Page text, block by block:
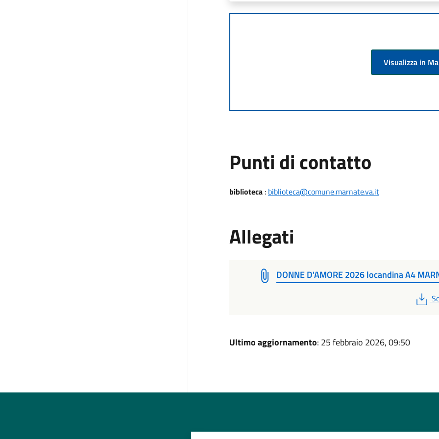
Visualizza in
Punti di contatto
biblioteca: biblioteca@comune.marnate.va.it
Allegati
DONNE D'AMORE 2026 locandina A4
Ultimo aggiornamento: 25 febbraio 2026, 09:50